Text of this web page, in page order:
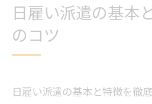
柔軟な日雇い対応を
日雇い派遣の基本
のコツ
日雇い派遣の基本と特徴を徹